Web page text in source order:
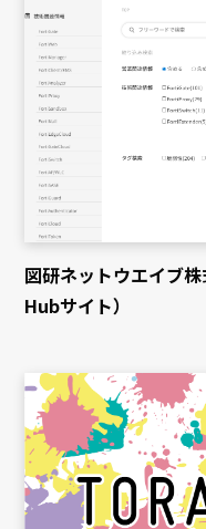
図研ネットウエイブ
Hubサイト）